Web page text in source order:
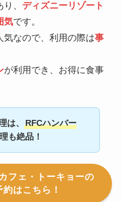
、 ディズニーリゾート
気です。
なので、利用の際は事
が利用でき、お得に食事
は、
RFCハンバー
も絶品！
フェ・トーキョーの
はこちら！